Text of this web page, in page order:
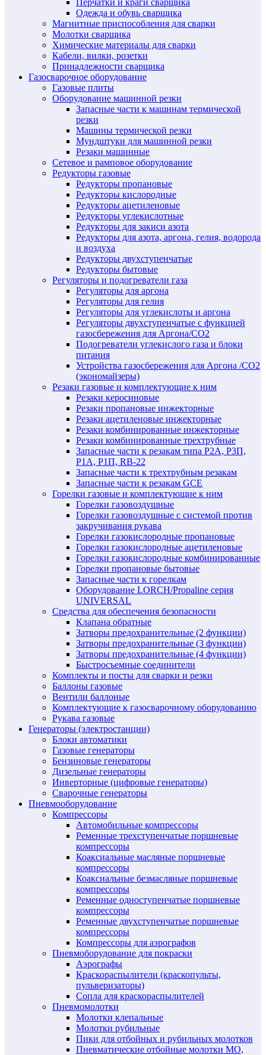
Перчатки и краги сварщика
Одежда и обувь сварщика
Магнитные приспособления для сварки
Молотки сварщика
Химические материалы для сварки
Кабели, вилки, розетки
Принадлежности сварщика
Газосварочное оборудование
Газовые плиты
Оборудование машинной резки
Запасные части к машинам термической
резки
Машины термической резки
Мундштуки для машинной резки
Резаки машинные
Сетевое и рамповое оборудование
Редукторы газовые
Редукторы пропановые
Редукторы кислородные
Редукторы ацетиленовые
Редукторы углекислотные
Редукторы для закиси азота
Редукторы для азота, аргона, гелия, водорода
и воздуха
Редукторы двухступенчатые
Редукторы бытовые
Регуляторы и подогреватели газа
Регуляторы для аргона
Регуляторы для гелия
Регуляторы для углекислоты и аргона
Регуляторы двухступенчатые c функцией
газосбережения для Аргона/СО2
Подогреватели углекислого газа и блоки
питания
Устройства газосбережения для Аргона /СО2
(экономайзеры)
Резаки газовые и комплектующие к ним
Резаки керосиновые
Резаки пропановые инжекторные
Резаки ацетиленовые инжекторные
Резаки комбинированные инжекторные
Резаки комбинированные трехтрубные
Запасные части к резакам типа Р2А, Р3П,
Р1А, Р1П, RB-22
Запасные части к трехтрубным резакам
Запасные части к резакам GCE
Горелки газовые и комплектующие к ним
Горелки газовоздушные
Горелки газовоздушные с системой против
закручивания рукава
Горелки газокислородные пропановые
Горелки газокислородные ацетиленовые
Горелки газокислородные комбинированные
Горелки пропановые бытовые
Запасные части к горелкам
Оборудование LORCH/Propaline серия
UNIVERSAL
Средства для обеспечения безопасности
Клапана обратные
Затворы предохранительные (2 функции)
Затворы предохранительные (3 функции)
Затворы предохранительные (4 функции)
Быстросъемные соединители
Комплекты и посты для сварки и резки
Баллоны газовые
Вентили баллоные
Комплектующие к газосварочному оборудованию
Рукава газовые
Генераторы (электростанции)
Блоки автоматики
Газовые генераторы
Бензиновые генераторы
Дизельные генераторы
Инверторные (цифровые генераторы)
Сварочные генераторы
Пневмооборудование
Компрессоры
Автомобильные компрессоры
Ременные трехступенчатые поршневые
компрессоры
Коаксиальные масляные поршневые
компрессоры
Коаксиальные безмасляные поршневые
компрессоры
Ременные одноступенчатые поршневые
компрессоры
Ременные двухступенчатые поршневые
компрессоры
Компрессоры для аэрографов
Пневмоборудование для покраски
Аэрографы
Краскораспылители (краскопульты,
пульверизаторы)
Сопла для краскораспылителей
Пневмомолотки
Молотки клепальные
Молотки рубильные
Пики для отбойных и рубильных молотков
Пневматические отбойные молотки МО,